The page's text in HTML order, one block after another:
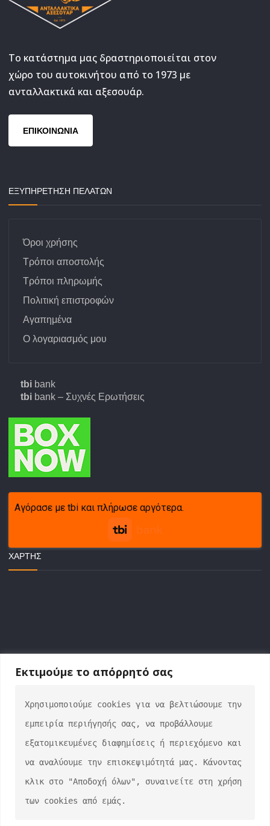
Εκτιμούμε το απόρρητό σας
Χρησιμοποιούμε cookies για να βελτιώσουμε την
εμπειρία περιήγησής σας, να προβάλλουμε
εξατομικευμένες διαφημίσεις ή περιεχόμενο και
να αναλύουμε την επισκεψιμότητά μας. Κάνοντας
κλικ στο "Αποδοχή όλων", συναινείτε στη χρήση
των cookies από εμάς.
Το κατάστημα μας δραστηριοποιείται στον
χώρο του αυτοκινήτου από το 1973 με
ανταλλακτικά και αξεσουάρ.
ΕΠΙΚΟΙΝΩΝΙΑ
ΕΞΥΠΗΡΕΤΗΣΗ ΠΕΛΑΤΩΝ
Όροι χρήσης
Τρόποι αποστολής
Τρόποι πληρωμής
Πολιτική επιστροφών
Αγαπημένα
Ο λογαριασμός μου
tbi bank
tbi bank – Συχνές Ερωτήσεις
Αγόρασε με tbi και πλήρωσε αργότερα.
ΧΆΡΤΗΣ
info@auto-verse.gr
2108317227
Δευτέρα - Παρασκευή 09:00 - 17:00
Σάββατο 10:00 - 15:00